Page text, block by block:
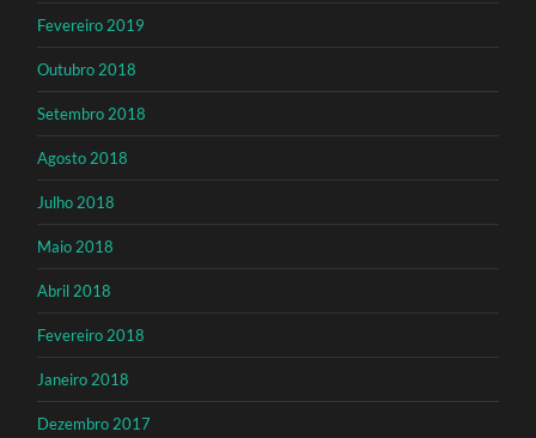
Fevereiro 2019
Outubro 2018
Setembro 2018
Agosto 2018
Julho 2018
Maio 2018
Abril 2018
Fevereiro 2018
Janeiro 2018
Dezembro 2017